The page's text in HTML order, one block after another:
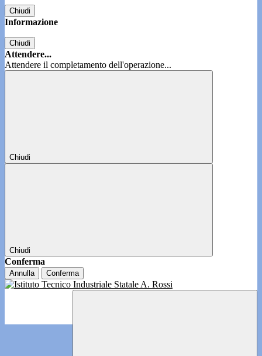
Chiudi
Informazione
Chiudi
Attendere...
Attendere il completamento dell'operazione...
Chiudi
Chiudi
Conferma
Annulla Conferma